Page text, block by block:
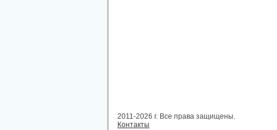
2011-2026 г. Все права защищены.
Контакты